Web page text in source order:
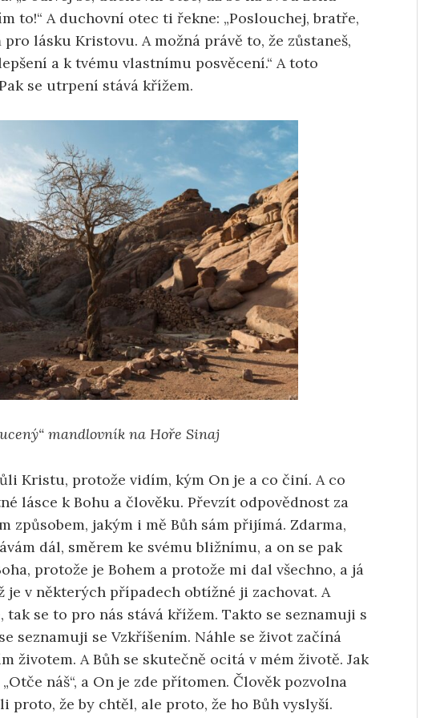
to!“ A duchovní otec ti řekne: „Poslouchej, bratře,
lásku Kristovu. A možná právě to, že zůstaneš,
a k tvému ​​vlastnímu posvěcení.“ A toto
se utrpení stává křížem.
mandlovník na Hoře Sinaj
Kristu, protože vidím, kým On je a co činí. A co
lásce k Bohu a člověku. Převzít odpovědnost za
způsobem, jakým i mě Bůh sám přijímá. Zdarma,
dál, směrem ke svému bližnímu, a on se pak
protože je Bohem a protože mi dal všechno, a já
je v některých případech obtížné ji zachovat. A
se to pro nás stává křížem. Takto se seznamuji s
seznamuji se Vzkříšením. Náhle se život začíná
životem. A Bůh se skutečně ocitá v mém životě. Jak
náš“, a On je zde přítomen. Člověk pozvolna
proto, že by chtěl, ale proto, že ho Bůh vyslyší.